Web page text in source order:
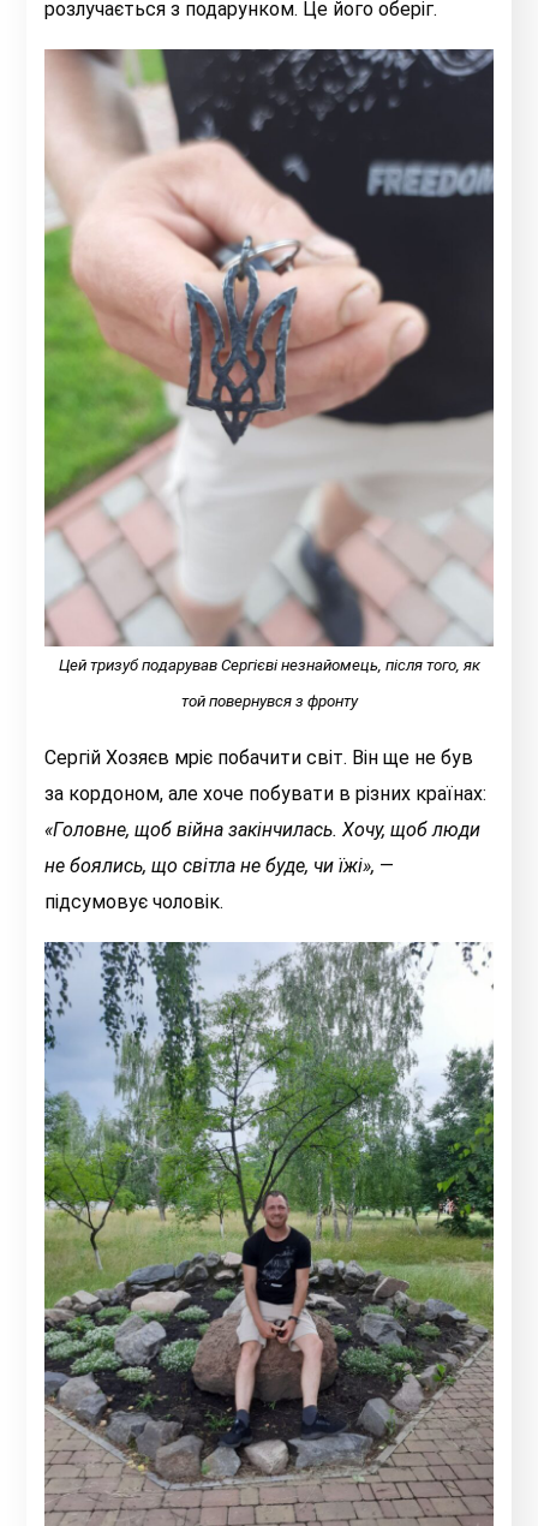
розлучається з подарунком. Це його оберіг.
Цей тризуб подарував Сергієві незнайомець, після того, як
той повернувся з фронту
Сергій Хозяєв мріє побачити світ. Він ще не був
за кордоном, але хоче побувати в різних країнах:
«Головне, щоб війна закінчилась. Хочу, щоб люди
не боялись, що світла не буде, чи їжі», —
підсумовує чоловік.